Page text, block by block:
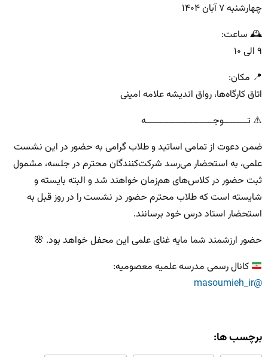
چهارشنبه ۷ آبان ۱۴۰۴
🕰 ساعت:
۹ الی ۱۰
📍 مکان:
اتاق کارگاه‌ها، رواق اندیشه علامه امینی
⚠️ تــــــــــوجــــــــــــــــــــــــــــه
ضمن دعوت از تمامی اساتید و طلاب گرامی به حضور در این نشست
علمی، به استحضار می‌رسد شرکت‌کنندگان محترم در جلسه، مشمول
ثبت حضور در کلاس‌های هم‌زمان خواهند شد و البته بایسته و
شایسته است که طلاب محترم حضور در نشست را در روز قبل به
استحضار استاد درس خود برسانند.
حضور ارزشمند شما مایه غنای علمی این محفل خواهد بود. 🌸
کانال رسمی مدرسه علمیه معصومیه:
@masoumieh_ir
برچسب ها: